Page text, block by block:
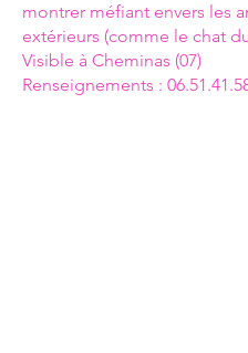
montrer méfiant envers les
extérieurs (comme le chat
Visible à Cheminas (07)
Renseignements :